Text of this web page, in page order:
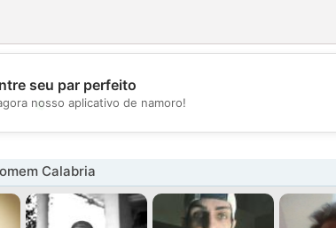
💕
seu par perfeito
nosso aplicativo de namoro!
Calabria